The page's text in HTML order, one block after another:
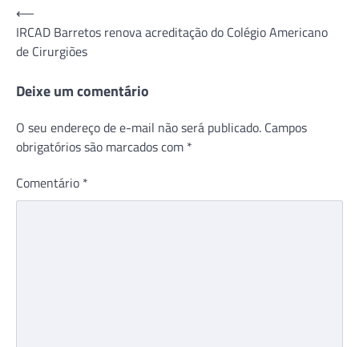
Navegação
de
Post
⟵
IRCAD Barretos renova acreditação do Colégio Americano
de Cirurgiões
Deixe um comentário
O seu endereço de e-mail não será publicado. Campos
obrigatórios são marcados com *
Comentário *